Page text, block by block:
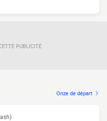
PUBLICITÉ
Onze de départ